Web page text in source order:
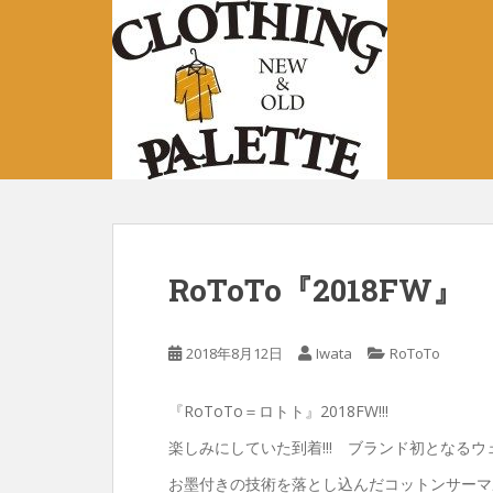
RoToTo『2018FW』
2018年8月12日 Iwata RoToTo
『RoToTo＝ロトト』2018FW!!!
楽しみにしていた到着!!! ブランド初となるウ
お墨付きの技術を落とし込んだコットンサーマ